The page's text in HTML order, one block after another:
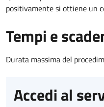
positivamente si ottiene un
Tempi e
Durata massima del
Accedi al